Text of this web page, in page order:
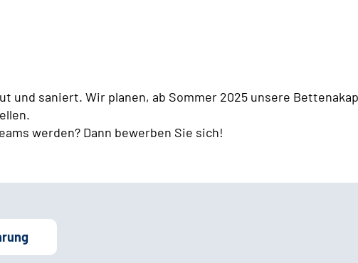
und saniert. Wir planen, ab Sommer 2025 unsere
werden? Dann bewerben Sie sich!